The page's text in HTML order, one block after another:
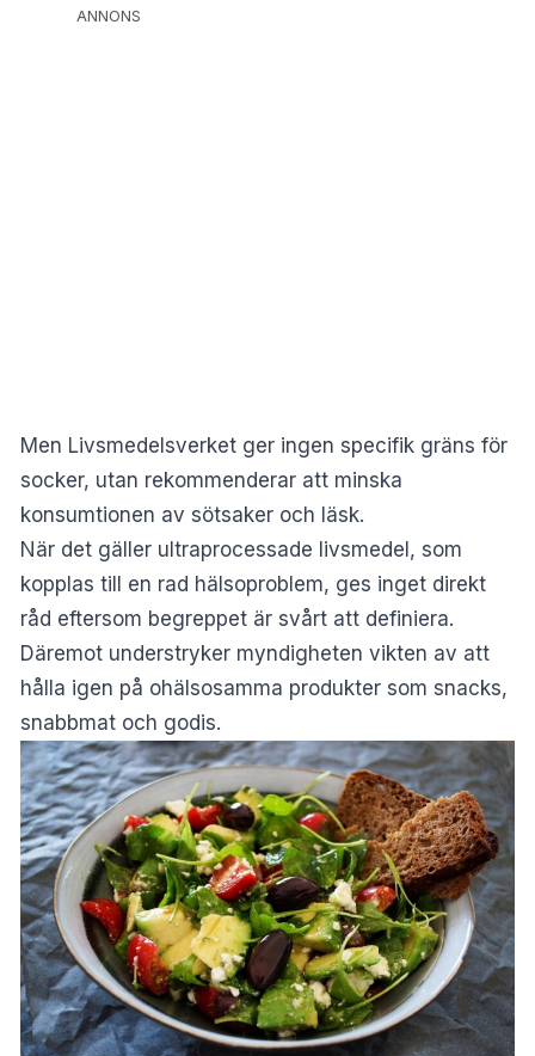
ANNONS
Men Livsmedelsverket ger ingen specifik gräns för
socker, utan rekommenderar att minska
konsumtionen av sötsaker och läsk.
När det gäller ultraprocessade livsmedel, som
kopplas till en rad hälsoproblem, ges inget direkt
råd eftersom begreppet är svårt att definiera.
Däremot understryker myndigheten vikten av att
hålla igen på ohälsosamma produkter som snacks,
snabbmat och godis.